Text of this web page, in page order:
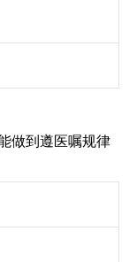
做到遵医嘱规律